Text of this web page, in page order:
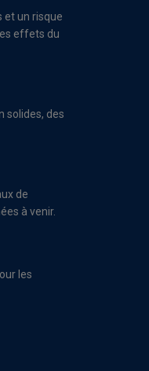
et un risque
effets du
solides, des
de
à venir.
les